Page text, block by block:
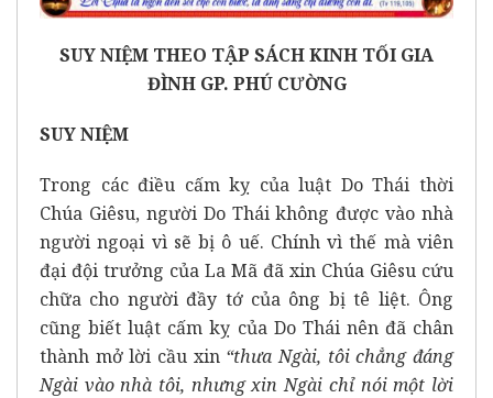
SUY NIỆM THEO TẬP SÁCH KINH TỐI GIA
ĐÌNH GP. PHÚ CƯỜNG
SUY NIỆM
Trong các điều cấm kỵ của luật Do Thái thời
Chúa Giêsu, người Do Thái không được vào nhà
người ngoại vì sẽ bị ô uế. Chính vì thế mà viên
đại đội trưởng của La Mã đã xin Chúa Giêsu cứu
chữa cho người đầy tớ của ông bị tê liệt. Ông
cũng biết luật cấm kỵ của Do Thái nên đã chân
thành mở lời cầu xin “thưa Ngài, tôi chẳng đáng
Ngài vào nhà tôi, nhưng xin Ngài chỉ nói một lời